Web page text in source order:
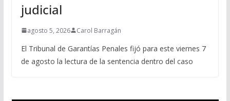
judicial
agosto 5, 2026 Carol Barragán
El Tribunal de Garantías Penales fijó para este viernes 7
de agosto la lectura de la sentencia dentro del caso